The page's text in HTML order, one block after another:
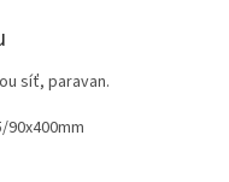
síť, paravan.
90x400mm